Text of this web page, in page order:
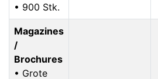
• 900 Stk.
Magazines
/
Brochures
• Grote